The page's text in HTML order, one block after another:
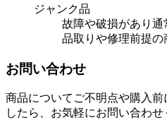
ジャンク品
故障や破損があり
品取りや修理前提の
お問い合わせ
商品についてご不明点や購入
したら、お気軽にお問い合わせ